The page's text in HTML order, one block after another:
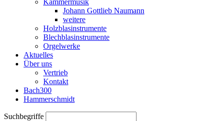
Kammermusik
Johann Gottlieb Naumann
weitere
Holzblasinstrumente
Blechblasinstrumente
Orgelwerke
Aktuelles
Über uns
Vertrieb
Kontakt
Bach300
Hammerschmidt
Suchbegriffe